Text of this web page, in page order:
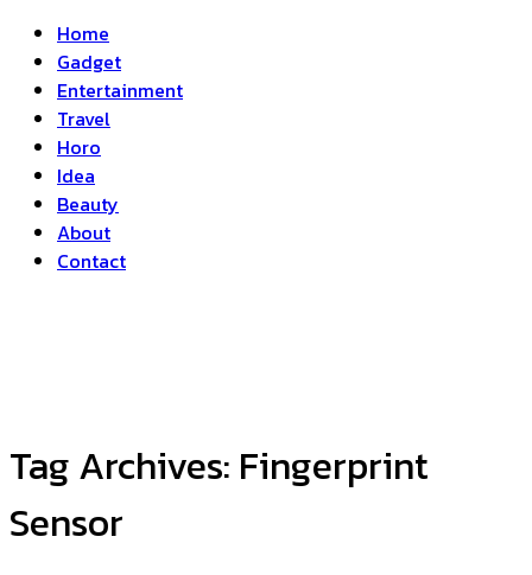
Home
Gadget
Entertainment
Travel
Horo
Idea
Beauty
About
Contact
Tag Archives: Fingerprint
Sensor